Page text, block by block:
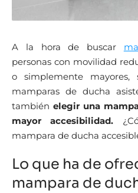
A la hora de buscar
personas con movilidad
o simplemente
mamparas de ducha
tambiénelegir una
mayor accesibilidad.
mampara de ducha
Lo que ha de
mampara de